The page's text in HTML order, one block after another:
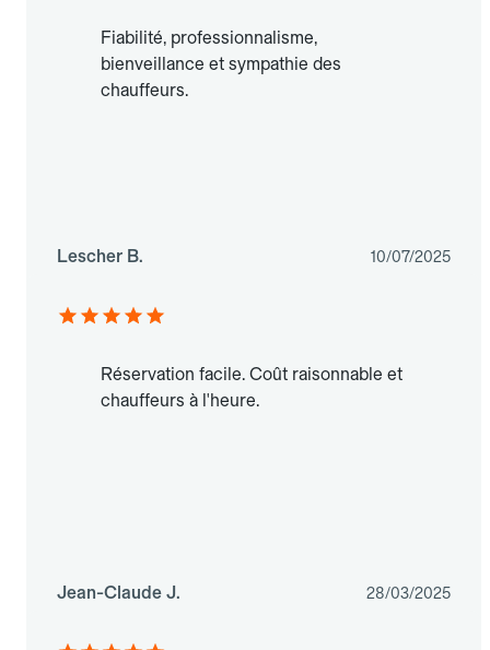
Fiabilité, professionnalisme,
bienveillance et sympathie des
chauffeurs.
Lescher B. 10/07/2025
Réservation facile. Coût raisonnable et
chauffeurs à l'heure.
Jean-Claude J. 28/03/2025